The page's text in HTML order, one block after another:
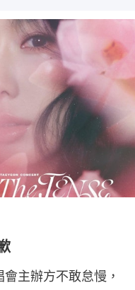
主辦方不敢怠慢，